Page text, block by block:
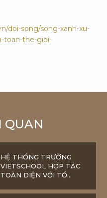
doi-song/song-xanh-xu-
toan-the-gioi-
QUAN
HỆ THỐNG TRƯỜNG
VIETSCHOOL HỢP TÁC
TOÀN DIỆN VỚI TỔ
PEARSON EDUCATION